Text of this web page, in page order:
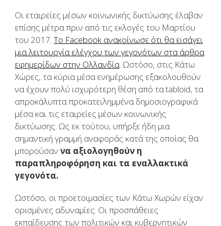
Οι εταιρείες μέσων κοινωνικής δικτύωσης έλαβαν
επίσης μέτρα πριν από τις εκλογές του Μαρτίου
του 2017. Το Facebook ανακοίνωσε ότι θα εισάγει
μια λειτουργία ελέγχου των γεγονότων στα άρθρα
εφημερίδων στην Ολλανδία. Ωστόσο, στις Κάτω
Χώρες, τα κύρια μέσα ενημέρωσης εξακολουθούν
να έχουν πολύ ισχυρότερη θέση από τα tabloid, τα
απροκάλυπτα προκατειλημμένα δημοσιογραφικά
μέσα και τις εταιρείες μέσων κοινωνικής
δικτύωσης. Ως εκ τούτου, υπήρξε ήδη μια
σημαντική γραμμή αναφοράς κατά της οποίας θα
μπορούσαν να αξιολογηθούν η
παραπληροφόρηση και τα εναλλακτικά
γεγονότα.
Ωστόσο, οι προετοιμασίες των Κάτω Χωρών είχαν
ορισμένες αδυναμίες. Οι προσπάθειες
εκπαίδευσης των πολιτικών και κυβερνητικών